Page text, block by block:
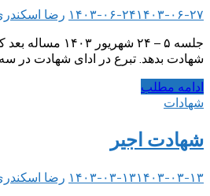
۱۴۰۳-۰۶-۲۴۱۴۰۳-۰۶-۲۷
رضا
جلسه ۵ – ۲۴
شهادت بدهد. تبرع در ادای شهادت در
ادامه مطلب
شهادات
شهادت اجیر
۱۴۰۳-۰۳-۱۳۱۴۰۳-۰۳-۱۳
رضا